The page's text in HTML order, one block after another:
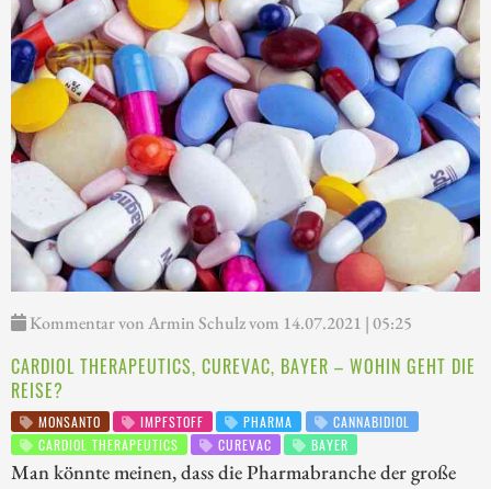
Kommentar von Armin Schulz vom 14.07.2021 | 05:25
CARDIOL THERAPEUTICS, CUREVAC, BAYER – WOHIN GEHT DIE
REISE?
MONSANTO IMPFSTOFF PHARMA
CANNABIDIOL
CARDIOL THERAPEUTICS
CUREVAC BAYER
Man könnte meinen, dass die Pharmabranche der große